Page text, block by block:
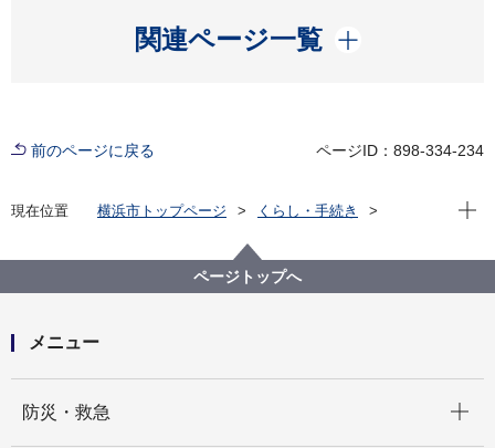
関連ページ一覧
開く
前のページに戻る ページID：898-334-234
現在位置 横浜市トップページ
くらし・手続き
横浜市下水道事業経営研究会
横浜市下水道事業経営研究会（第９期）
現在
ページトップへ
メニュー
防災・救急